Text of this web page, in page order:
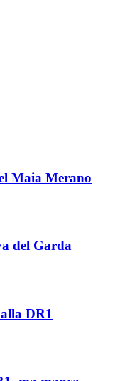
Maia Merano
del Garda
DR1